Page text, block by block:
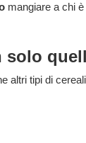
mangiare a chi è
solo
altri tipi di